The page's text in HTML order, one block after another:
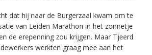
dat hij naar de Burgerzaal kwam om te
van Leiden Marathon in het zonnetje
de erepenning zou krijgen. Maar Tjeerd
werkten graag mee aan het